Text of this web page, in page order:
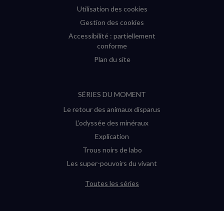
Utilisation des cookies
Gestion des cookies
Accessibilité : partiellement
conforme
Plan du site
SÉRIES DU MOMENT
Le retour des animaux disparus
L’odyssée des minéraux
Explication
Trous noirs de labo
Les super-pouvoirs du vivant
Toutes les séries